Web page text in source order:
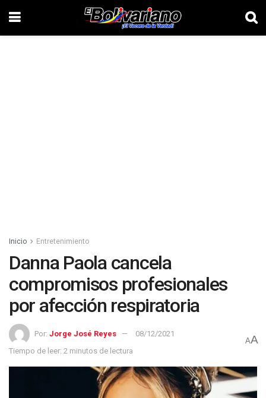
Inicio Entretenimiento
Danna Paola cancela
compromisos profesionales
por afección respiratoria
Por: Jorge José Reyes
08/12/2021
Tiempo de leer: 2 minutos de lectura
AA